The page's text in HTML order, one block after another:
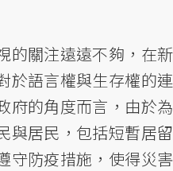
的關注遠遠不夠，在新
於語言權與生存權的連
府的角度而言，由於為
與居民，包括短暫居留
守防疫措施，使得災害